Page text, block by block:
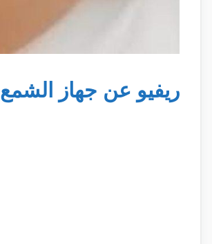
ريفيو عن جهاز الشمع